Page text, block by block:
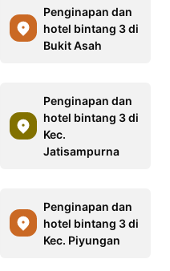
Penginapan dan
hotel bintang 3 di
Bukit Asah
Penginapan dan
hotel bintang 3 di
Kec.
Jatisampurna
Penginapan dan
hotel bintang 3 di
Kec. Piyungan